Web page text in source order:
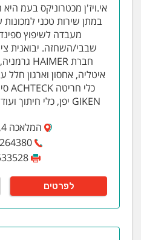
אי.ויז'ן מכטרוניקס בעמ
מעבדה לשיפוץ
שבבי/השחזה. יבואנית
GIKEN יפן, כלי חיתוך ועוד BIG KAISER שוויץ-יפן,
המלאכה 4, ראש העין
לפרטים